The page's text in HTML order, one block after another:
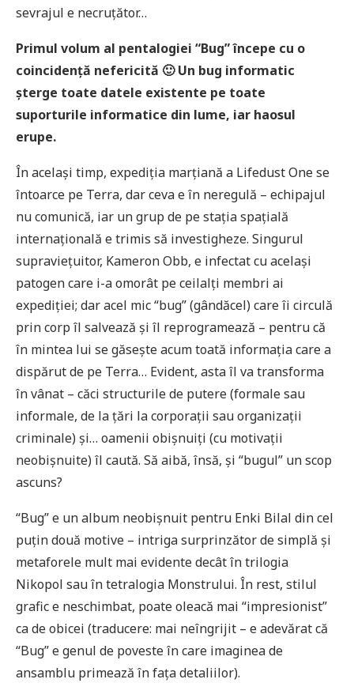
sevrajul e necruțător…
Primul volum al pentalogiei “Bug” începe cu o
coincidență nefericită 🙂 Un bug informatic
șterge toate datele existente pe toate
suporturile informatice din lume, iar haosul
erupe.
În același timp, expediția marțiană a Lifedust One se
întoarce pe Terra, dar ceva e în neregulă – echipajul
nu comunică, iar un grup de pe stația spațială
internațională e trimis să investigheze. Singurul
supraviețuitor, Kameron Obb, e infectat cu același
patogen care i-a omorât pe ceilalți membri ai
expediției; dar acel mic “bug” (gândăcel) care îi circulă
prin corp îl salvează și îl reprogramează – pentru că
în mintea lui se găsește acum toată informația care a
dispărut de pe Terra… Evident, asta îl va transforma
în vânat – căci structurile de putere (formale sau
informale, de la țări la corporații sau organizații
criminale) și… oamenii obișnuiți (cu motivații
neobișnuite) îl caută. Să aibă, însă, și “bugul” un scop
ascuns?
“Bug” e un album neobișnuit pentru Enki Bilal din cel
puțin două motive – intriga surprinzător de simplă și
metaforele mult mai evidente decât în trilogia
Nikopol sau în tetralogia Monstrului. În rest, stilul
grafic e neschimbat, poate oleacă mai “impresionist”
ca de obicei (traducere: mai neîngrijit – e adevărat că
“Bug” e genul de poveste în care imaginea de
ansamblu primează în fața detaliilor).